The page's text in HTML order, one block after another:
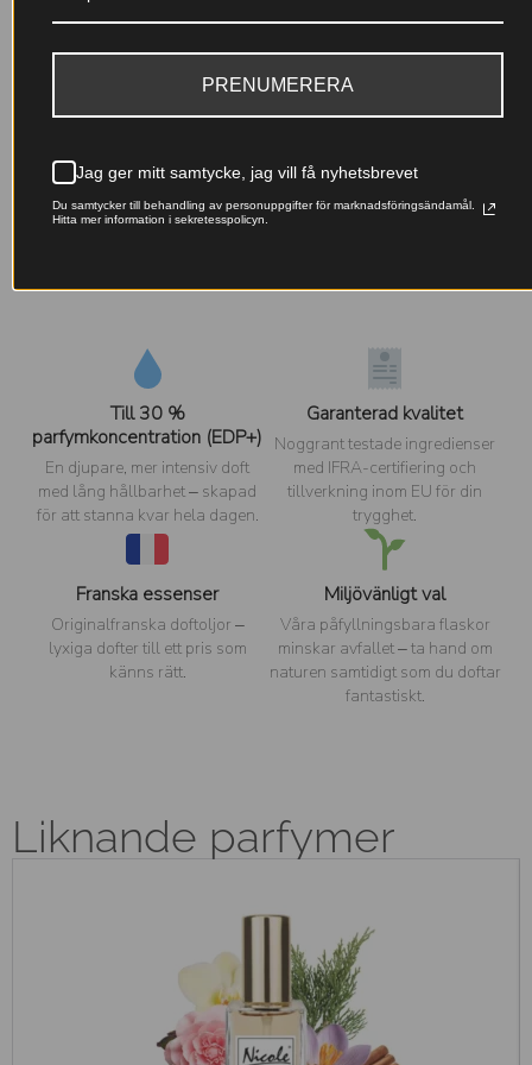
förmedla dess starka orientalisk-träiga karaktär. Den
överdådiga fruktiga öppningen och den kraftfulla basen
av oud och hartsiga ackord bevaras. Nicoles tolkning
Till 30 %
parfymkoncentration (EDP+)
En djupare, mer intensiv doft
med lång hållbarhet – skapad
för att stanna kvar hela dagen.
Garanterad kvalitet
Noggrant testade ingredienser
med IFRA-certifiering och
tillverkning inom EU för din
trygghet.
Franska essenser
Originalfranska doftoljor –
lyxiga dofter till ett pris som
känns rätt.
Miljövänligt val
Våra påfyllningsbara flaskor
minskar avfallet – ta hand om
naturen samtidigt som du doftar
fantastiskt.
Liknande parfymer
PRENUMERERA
Jag ger mitt samtycke, jag vill få nyhetsbrevet
Du samtycker till behandling av personuppgifter för marknadsföringsändamål.
Hitta mer information i sekretesspolicyn.